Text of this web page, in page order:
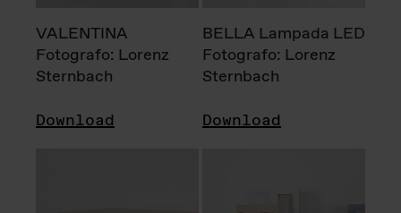
VALENTINA
Fotografo: Lorenz
Sternbach
Download
BELLA Lampada LED
Fotografo: Lorenz
Sternbach
Download